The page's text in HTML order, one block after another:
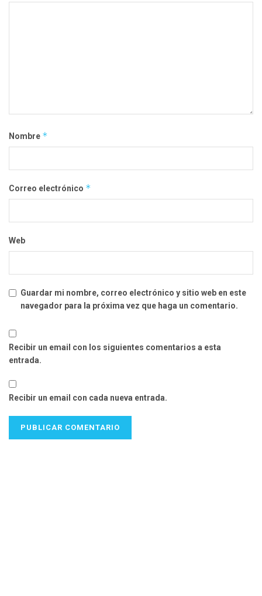
Nombre *
Correo electrónico *
Web
Guardar mi nombre, correo electrónico y sitio web en este
navegador para la próxima vez que haga un comentario.
Recibir un email con los siguientes comentarios a esta
entrada.
Recibir un email con cada nueva entrada.